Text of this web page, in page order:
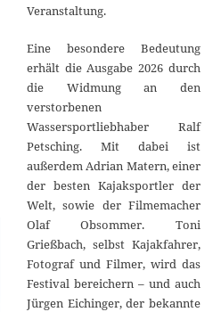
Veranstaltung.
Eine besondere Bedeutung
erhält die Ausgabe 2026 durch
die Widmung an den
verstorbenen
Wassersportliebhaber Ralf
Petsching. Mit dabei ist
außerdem Adrian Matern, einer
der besten Kajaksportler der
Welt, sowie der Filmemacher
Olaf Obsommer. Toni
Grießbach, selbst Kajakfahrer,
Fotograf und Filmer, wird das
Festival bereichern – und auch
Jürgen Eichinger, der bekannte